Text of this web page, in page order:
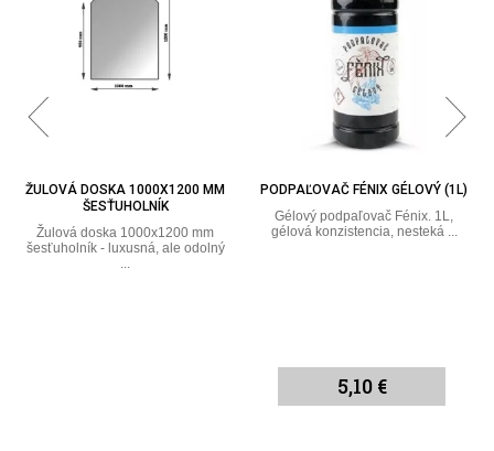
ŽULOVÁ DOSKA 1000X1200 MM
ŠESŤUHOLNÍK
Žulová doska 1000x1200 mm
šesťuholník - luxusná, ale odolný
PODPAĽOVAČ FÉNIX GÉLOVÝ (1L)
Gélový podpaľovač Fénix. 1L,
gélová konzistencia, nesteká ...
5,10 €